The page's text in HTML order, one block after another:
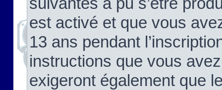
est activé et que vous
13 ans pendant
instructions que vous
exigeront également que